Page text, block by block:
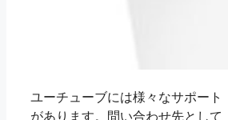
ユーチューブには様々なサポート
があります。問い合わせ先として